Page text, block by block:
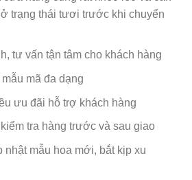
trạng thái tươi trước khi chuyển
tư vấn tận tâm cho khách hàng
mã đa dạng
ưu đãi hỗ trợ khách hàng
tra hàng trước và sau giao
mẫu hoa mới, bắt kịp xu